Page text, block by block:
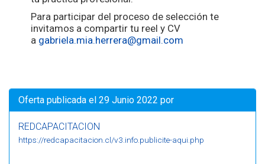
Para participar del proceso de selección te
invitamos a compartir tu reel y CV
a gabriela.mia.herrera@gmail.com
Oferta publicada el 29 Junio 2022 por
REDCAPACITACION
https://redcapacitacion.cl/v3.info.publicite-aqui.php